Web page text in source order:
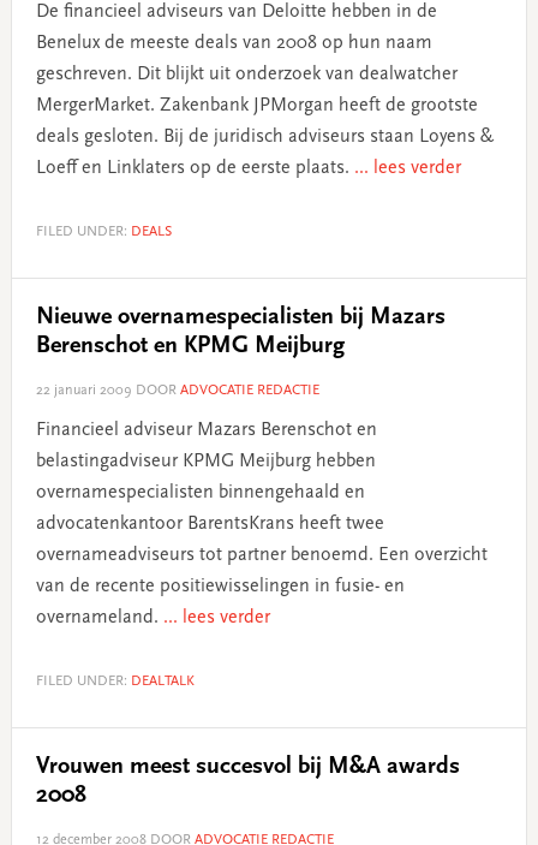
De financieel adviseurs van Deloitte hebben in de
Benelux de meeste deals van 2008 op hun naam
geschreven. Dit blijkt uit onderzoek van dealwatcher
MergerMarket. Zakenbank JPMorgan heeft de grootste
deals gesloten. Bij de juridisch adviseurs staan Loyens &
Loeff en Linklaters op de eerste plaats. ... lees verder
FILED UNDER: DEALS
Nieuwe overnamespecialisten bij Mazars
Berenschot en KPMG Meijburg
22 januari 2009 DOOR ADVOCATIE REDACTIE
Financieel adviseur Mazars Berenschot en
belastingadviseur KPMG Meijburg hebben
overnamespecialisten binnengehaald en
advocatenkantoor BarentsKrans heeft twee
overnameadviseurs tot partner benoemd. Een overzicht
van de recente positiewisselingen in fusie- en
overnameland. ... lees verder
FILED UNDER: DEALTALK
Vrouwen meest succesvol bij M&A awards
2008
12 december 2008DOOR ADVOCATIE REDACTIE